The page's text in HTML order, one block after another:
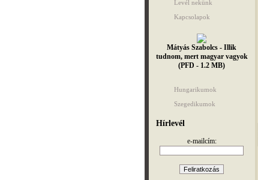
Levél nekünk
Kapcsolapok
Mátyás Szabolcs - Illik
tudnom, mert magyar vagyok
(PFD - 1.2 MB)
Hungarikumok
Szegedikumok
Hírlevél
e-mailcím: